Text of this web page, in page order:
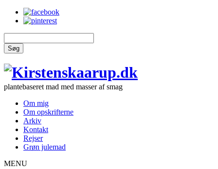
Søg
plantebaseret mad med masser af smag
Om mig
Om opskrifterne
Arkiv
Kontakt
Rejser
Grøn julemad
MENU